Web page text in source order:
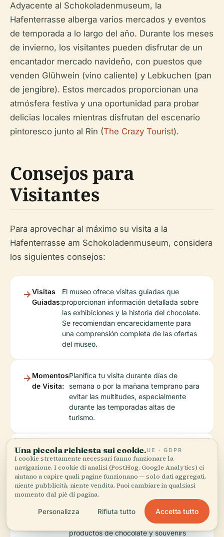
Adyacente al Schokoladenmuseum, la
Hafenterrasse alberga varios mercados y eventos
de temporada a lo largo del año. Durante los meses
de invierno, los visitantes pueden disfrutar de un
encantador mercado navideño, con puestos que
venden Glühwein (vino caliente) y Lebkuchen (pan
de jengibre). Estos mercados proporcionan una
atmósfera festiva y una oportunidad para probar
delicias locales mientras disfrutan del escenario
pintoresco junto al Rin (The Crazy Tourist).
Consejos para
Visitantes
Para aprovechar al máximo su visita a la
Hafenterrasse am Schokoladenmuseum, considera
los siguientes consejos:
Visitas
Guiadas:
El museo ofrece visitas guiadas que
proporcionan información detallada sobre
las exhibiciones y la historia del chocolate.
Se recomiendan encarecidamente para
una comprensión completa de las ofertas
del museo.
Momentos
de Visita:
Planifica tu visita durante días de
semana o por la mañana temprano para
evitar las multitudes, especialmente
durante las temporadas altas de
turismo.
Entradas:Compra tus entradas por adelantado en
línea para ahorrar tiempo y asegurar la
entrada, ya que el museo puede estar
bastante concurrido.
Souvenirs:No olvides visitar la tienda del museo,
que ofrece una amplia gama de
productos de chocolate y souvenirs
Una piccola richiesta sui cookie.UE · GDPR
I cookie strettamente necessari fanno funzionare la
navigazione. I cookie di analisi (PostHog, Google Analytics) ci
aiutano a capire quali pagine funzionano — solo dati aggregati,
niente pubblicità, niente vendita. Puoi cambiare in qualsiasi
momento dal piè di pagina.
Personalizza Rifiuta tutto Accetta tutto